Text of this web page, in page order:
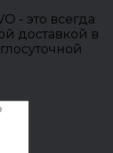
- это всегда
доставкой в